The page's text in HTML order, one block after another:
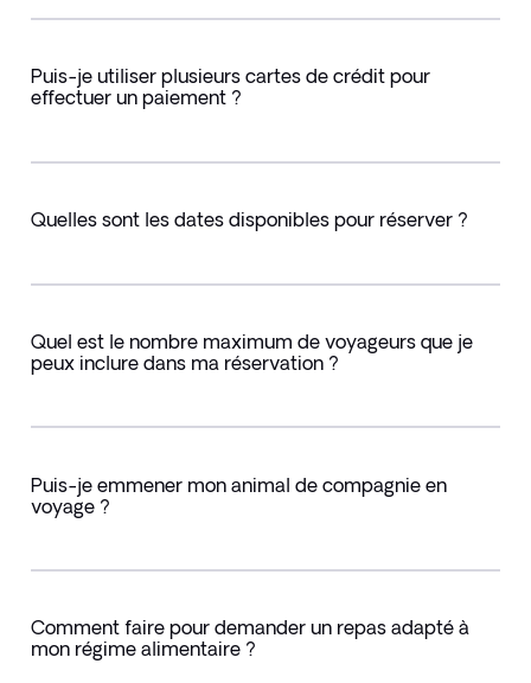
Puis-je utiliser plusieurs cartes de crédit pour
effectuer un paiement ?
Quelles sont les dates disponibles pour réserver ?
Quel est le nombre maximum de voyageurs que je
peux inclure dans ma réservation ?
Puis-je emmener mon animal de compagnie en
voyage ?
Comment faire pour demander un repas adapté à
mon régime alimentaire ?